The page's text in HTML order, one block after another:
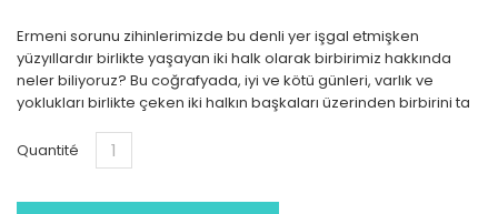
Ermeni sorunu zihinlerimizde bu denli yer işgal etmişken
yüzyıllardır birlikte yaşayan iki halk olarak birbirimiz hakkında
neler biliyoruz? Bu coğrafyada, iyi ve kötü günleri, varlık ve
yoklukları birlikte çeken iki halkın başkaları üzerinden birbirini ta
Quantité